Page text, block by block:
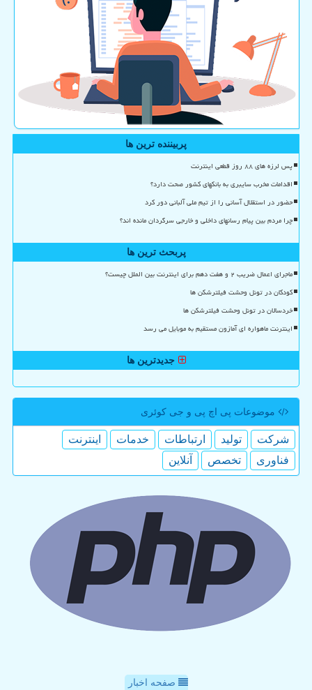
پربیننده ترین ها
پس لرزه های ۸۸ روز قطعی اینترنت
اقدامات مخرب سایبری به بانکهای کشور صحت دارد؟
حضور در استقلال آسانی را از تیم ملی آلبانی دور کرد
چرا مردم بین پیام رسانهای داخلی و خارجی سرگردان مانده اند؟
پربحث ترین ها
ماجرای اعمال ضریب ۲ و هفت دهم برای اینترنت بین الملل چیست؟
کودکان در تونل وحشت فیلترشکن ها
خردسالان در تونل وحشت فیلترشکن ها
اینترنت ماهواره ای آمازون مستقیم به موبایل می رسد
جدیدترین ها
موضوعات پی اچ پی و جی كوئری
شركت تولید ارتباطات خدمات
اینترنت
فناوری
تخصص آنلاین
صفحه اخبار